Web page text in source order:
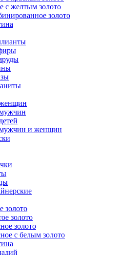
с желтым золото
золото
и женщин
золото
золото
золото
с белым золото